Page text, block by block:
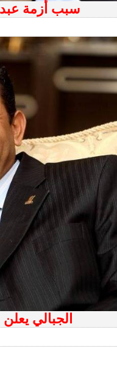
سبب أزمة عبد
الجبالي